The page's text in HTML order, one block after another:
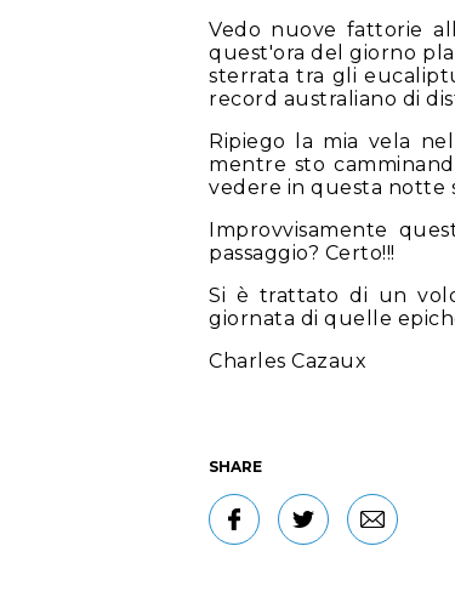
Vedo nuove fattorie
quest'ora del giorno
sterrata tra gli
record australiano di
Ripiego la mia vela
mentre sto
vedere in questa notte
Improvvisamente
passaggio? Certo!!!
Si è trattato di un
giornata di quelle
Charles Cazaux
SHARE